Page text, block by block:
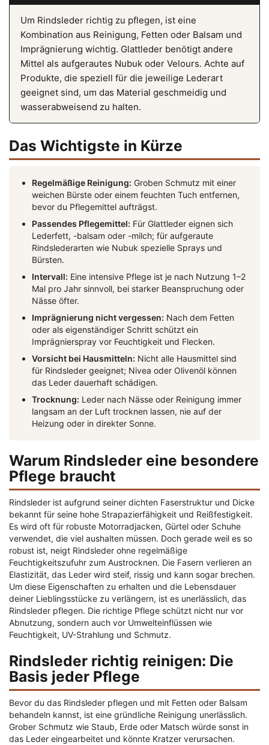
Um Rindsleder richtig zu pflegen, ist eine
Kombination aus Reinigung, Fetten oder Balsam und
Imprägnierung wichtig. Glattleder benötigt andere
Mittel als aufgerautes Nubuk oder Velours. Achte auf
Produkte, die speziell für die jeweilige Lederart
geeignet sind, um das Material geschmeidig und
wasserabweisend zu halten.
Das Wichtigste in Kürze
Regelmäßige Reinigung: Groben Schmutz mit einer
weichen Bürste oder einem feuchten Tuch entfernen,
bevor du Pflegemittel aufträgst.
Passendes Pflegemittel: Für Glattleder eignen sich
Lederfett, -balsam oder -milch; für aufgeraute
Rindslederarten wie Nubuk spezielle Sprays und
Bürsten.
Intervall: Eine intensive Pflege ist je nach Nutzung 1–2
Mal pro Jahr sinnvoll, bei starker Beanspruchung oder
Nässe öfter.
Imprägnierung nicht vergessen: Nach dem Fetten
oder als eigenständiger Schritt schützt ein
Imprägnierspray vor Feuchtigkeit und Flecken.
Vorsicht bei Hausmitteln: Nicht alle Hausmittel sind
für Rindsleder geeignet; Nivea oder Olivenöl können
das Leder dauerhaft schädigen.
Trocknung: Leder nach Nässe oder Reinigung immer
langsam an der Luft trocknen lassen, nie auf der
Heizung oder in direkter Sonne.
Warum Rindsleder eine besondere
Pflege braucht
Rindsleder ist aufgrund seiner dichten Faserstruktur und Dicke
bekannt für seine hohe Strapazierfähigkeit und Reißfestigkeit.
Es wird oft für robuste Motorradjacken, Gürtel oder Schuhe
verwendet, die viel aushalten müssen. Doch gerade weil es so
robust ist, neigt Rindsleder ohne regelmäßige
Feuchtigkeitszufuhr zum Austrocknen. Die Fasern verlieren an
Elastizität, das Leder wird steif, rissig und kann sogar brechen.
Um diese Eigenschaften zu erhalten und die Lebensdauer
deiner Lieblingsstücke zu verlängern, ist es unerlässlich, das
Rindsleder pflegen. Die richtige Pflege schützt nicht nur vor
Abnutzung, sondern auch vor Umwelteinflüssen wie
Feuchtigkeit, UV-Strahlung und Schmutz.
Rindsleder richtig reinigen: Die
Basis jeder Pflege
Bevor du das Rindsleder pflegen und mit Fetten oder Balsam
behandeln kannst, ist eine gründliche Reinigung unerlässlich.
Grober Schmutz wie Staub, Erde oder Matsch würde sonst in
das Leder eingearbeitet und könnte Kratzer verursachen.